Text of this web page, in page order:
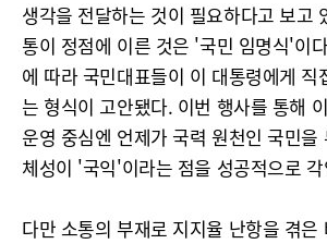
생각을 전달하는 것이 필요하다고 보고
통이 정점에 이른 것은 '국민 임명식'이
에 따라 국민대표들이 이 대통령에게 직
는 형식이 고안됐다. 이번 행사를 통해
운영 중심엔 언제가 국력 원천인 국민을
체성이 '국익'이라는 점을 성공적으로
다만 소통의 부재로 지지율 난항을 겪은